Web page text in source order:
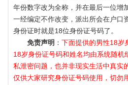
年份数字改为全称，并在最后一位增
一经编定不作改变，派出所会在户口
身份证时就是18位身份证号码了。
免责声明 ： 下面提供的男性18岁
18岁身份证号码和姓名均由系统随机
私泄密问题，也并非现实生活中真实
仅供大家研究身份证号码使用，切勿